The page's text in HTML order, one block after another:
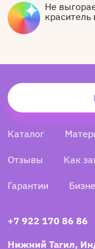
Не
краситель
Каталог
Отзывы Как
Гарантии
+7 922 170 86 86
Нижний Тагил,